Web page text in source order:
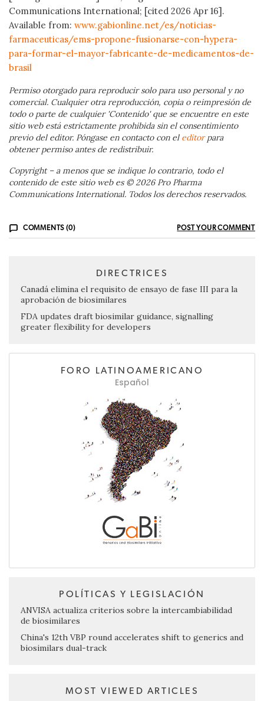
Communications International; [cited 2026 Apr 16].
Available from: www.gabionline.net/es/noticias-
farmaceuticas/ems-propone-fusionarse-con-hypera-
para-formar-el-mayor-fabricante-de-medicamentos-de-
brasil
Permiso otorgado para reproducir solo para uso personal y no
comercial. Cualquier otra reproducción, copia o reimpresión de
todo o parte de cualquier 'Contenido' que se encuentre en este
sitio web está estrictamente prohibida sin el consentimiento
previo del editor. Póngase en contacto con el editorpara
obtener permiso antes de redistribuir.
Copyright – a menos que se indique lo contrario, todo el
contenido de este sitio web es © 2026 Pro Pharma
Communications International. Todos los derechos reservados.
COMMENTS (0) POST YOUR COMMENT
DIRECTRICES
Canadá elimina el requisito de ensayo de fase III para la
aprobación de biosimilares
FDA updates draft biosimilar guidance, signalling
greater flexibility for developers
FORO LATINOAMERICANO
Español
POLÍTICAS Y LEGISLACIÓN
ANVISA actualiza criterios sobre la intercambiabilidad
de biosimilares
China's 12th VBP round accelerates shift to generics and
biosimilars dual-track
MOST VIEWED ARTICLES